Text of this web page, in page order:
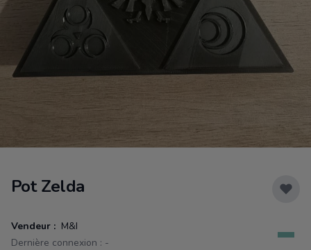
Pot Zelda
Vendeur : M&I
Dernière connexion : -